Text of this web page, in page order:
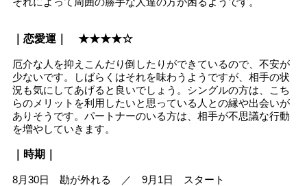
｜恋愛運｜ ★★★★☆
厄介な人を抑えこんだり倒したりができているので、不安が
少ないです。しばらくはそれを味わうようですが、相手の状
況も気にしてあげると良いでしょう。シングルの方は、こち
らのメリットを利用したいと思っている人との縁や出会いが
ありそうです。パートナーのいる方は、相手が不思議な行動
を増やしていきます。
｜時期｜
8月30日 勘が外れる ／ 9月1日 スタート